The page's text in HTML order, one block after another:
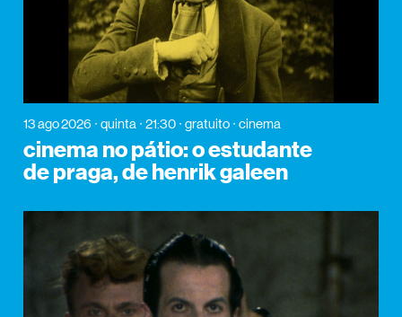
13 ago 2026 quinta 21:30 gratuito cinema
cinema no pátio: o estudante
de praga, de henrik galeen